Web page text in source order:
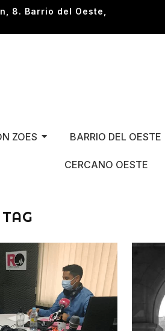
8. Barrio del Oeste,
ZOES BARRIO DEL OESTE
CERCANO OESTE